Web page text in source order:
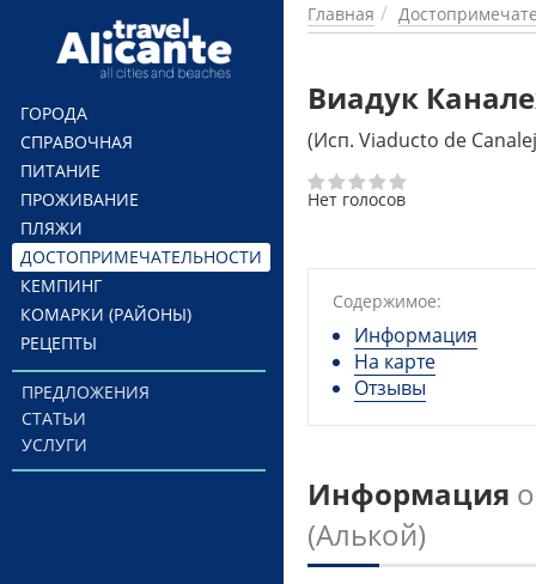
Перейти к основному содержанию
ГОРОДА
СПРАВОЧНАЯ
ПИТАНИЕ
ПРОЖИВАНИЕ
ПЛЯЖИ
ДОСТОПРИМЕЧАТЕЛЬНОСТИ
КЕМПИНГ
КОМАРКИ (РАЙОНЫ)
РЕЦЕПТЫ
ПРЕДЛОЖЕНИЯ
СТАТЬИ
УСЛУГИ
Главная
Виадук
(Исп. Viaducto de
Нет голосов
Содержимое:
Информация
На карте
Отзывы
Информация
(Алькой)